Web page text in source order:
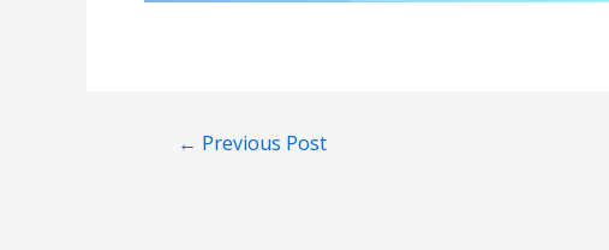
← Previous Post